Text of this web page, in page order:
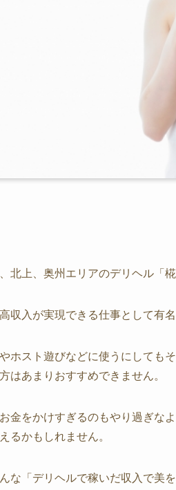
北上、奥州エリアのデリヘル「椛
収入が実現できる仕事として有
ホスト遊びなどに使うにしても
はあまりおすすめできません。
金をかけすぎるのもやり過ぎな
るかもしれません。
な「デリヘルで稼いだ収入で美